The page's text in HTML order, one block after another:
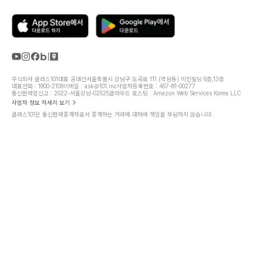
주식회사 클래스101대표 공대선서울특별시 강남구 도곡로 111 (역삼동) 미진빌딩 6층,13층
대표전화 : 1800-2109이메일 : ask@101.inc사업자등록번호 : 457-81-00277
통신판매업신고 : 2022-서울강남-02525클라우드 호스팅 : Amazon Web Services Korea LLC
사업자 정보 자세히 보기
클래스101은 통신판매중개자로서 중개하는 거래에 대하여 책임을 부담하지 않습니다.